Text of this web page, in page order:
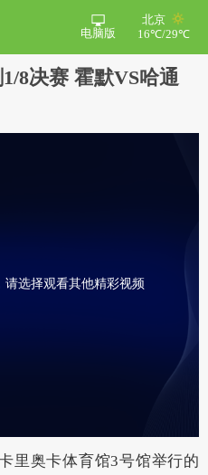
北京
16℃/29℃
电脑版
8决赛 霍默VS哈通
请选择观看其他精彩视频
奥卡体育馆3号馆举行的